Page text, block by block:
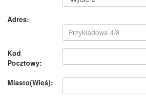
Adres:
Kod
Pocztowy:
Miasto(Wieś):